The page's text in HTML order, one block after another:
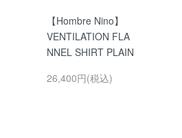
【Hombre Nino】
VENTILATION FLA
NNEL SHIRT PLAIN
26,400円(税込)